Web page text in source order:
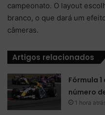
campeonato. O layout
branco, o que dará um
câmeras.
Artigos relacionados
Fórmula
número
1 hora